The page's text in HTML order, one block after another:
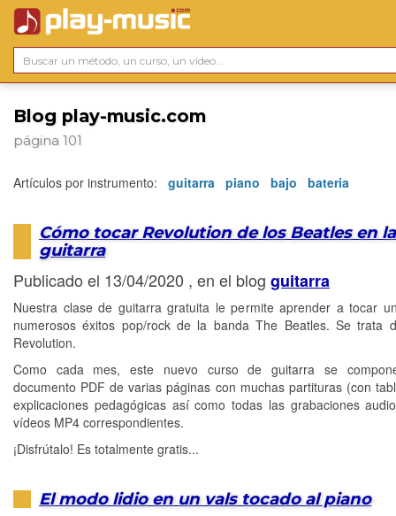
Blog play-music.com
página 101
Artículos por instrumento: guitarra piano bajo bateria
Cómo tocar Revolution de los Beatles en la
guitarra
Publicado el 13/04/2020 , en el blog guitarra
Nuestra clase de guitarra gratuita le permite aprender a tocar
numerosos éxitos pop/rock de la banda The Beatles. Se trata
Revolution.
Como cada mes, este nuevo curso de guitarra se
documento PDF de varias páginas con muchas partituras (con
explicaciones pedagógicas así como todas las grabaciones
vídeos MP4 correspondientes.
¡Disfrútalo! Es totalmente gratis...
El modo lidio en un vals tocado al piano